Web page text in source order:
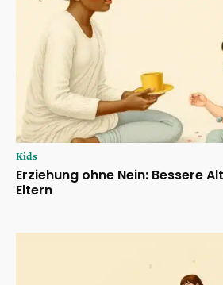
Kids
Erziehung ohne Nein: Bessere
Eltern